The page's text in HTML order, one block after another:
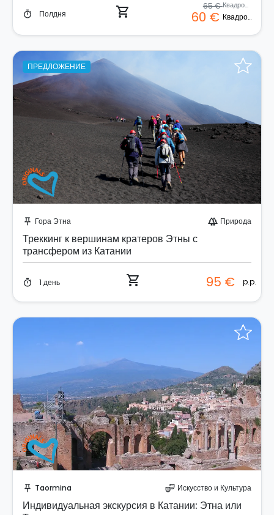
timer Полдня shopping_cart 65 € Квадроцикл
60 € Квадроцикл
ПРЕДЛОЖЕНИЕ
push_pin Гора Этна forest Природа
Треккинг к вершинам кратеров Этны с
трансфером из Катании
timer 1 день shopping_cart 95 € p.p.
push_pin Taormina theater_comedy Искусство и Культура
Индивидуальная экскурсия в Катании: Этна или